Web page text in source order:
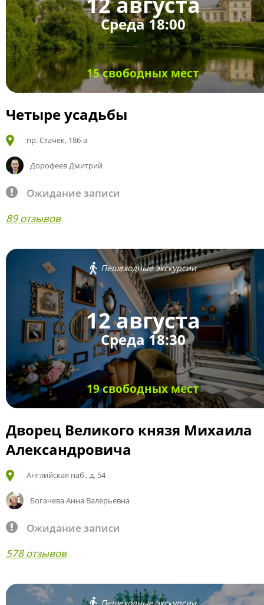
Среда 18:00
15 свободных мест
Четыре усадьбы
пр. Стачек, 186-а
Дорофеев Дмитрий
Ожидание записи
89 отзывов
Пешеходные экскурсии
12 августа
Среда 18:30
19 свободных мест
Дворец Великого князя Михаила
Александровича
Английская наб., д. 54
Богачева Анна Валерьевна
Ожидание записи
578 отзывов